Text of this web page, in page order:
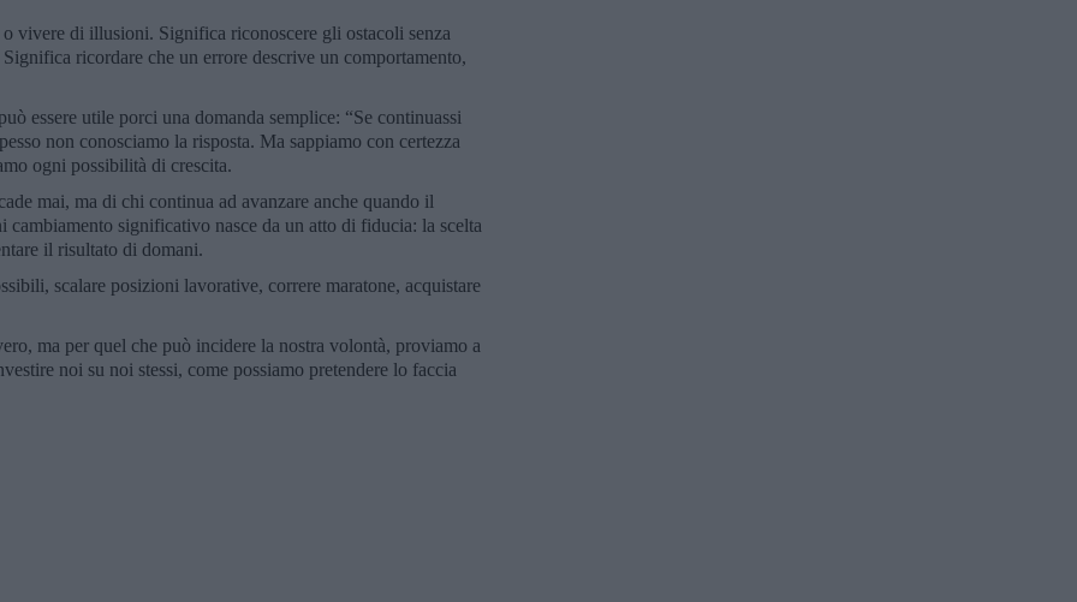
vivere di illusioni. Significa riconoscere gli ostacoli senza
ricordare che un errore descrive un comportamento,
essere utile porci una domanda semplice: “Se continuassi
non conosciamo la risposta. Ma sappiamo con certezza
ogni possibilità di crescita.
mai, ma di chi continua ad avanzare anche quando il
cambiamento significativo nasce da un atto di fiducia: la scelta
il risultato di domani.
scalare posizioni lavorative, correre maratone, acquistare
ma per quel che può incidere la nostra volontà, proviamo a
noi su noi stessi, come possiamo pretendere lo faccia